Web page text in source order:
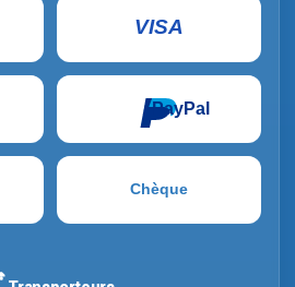
VISA
PayPal
Chèque